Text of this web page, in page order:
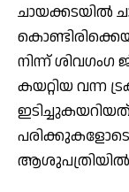
ചായക്കടയിൽ
നിന്ന് ശിവഗംഗ
കയറ്റിയ വന്ന
ആശുപത്രിയിൽ